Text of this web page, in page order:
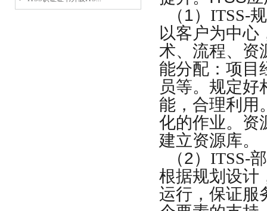
（1）ITSS-
以客户为中心
术、流程、资
能分配：项目
员等。规定
能，合理利用
化的作业。资
建立资源库。
（2）ITSS-
根据规划设计
运行，保证服